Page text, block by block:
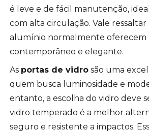
é leve e de fácil manutenção,
com alta circulação. Vale
alumínio normalmente oferecem
contemporâneo e elegante.
As portas de vidro são uma
quem busca luminosidade e
entanto, a escolha do vidro deve
vidro temperado é a melhor
seguro e resistente a impactos.